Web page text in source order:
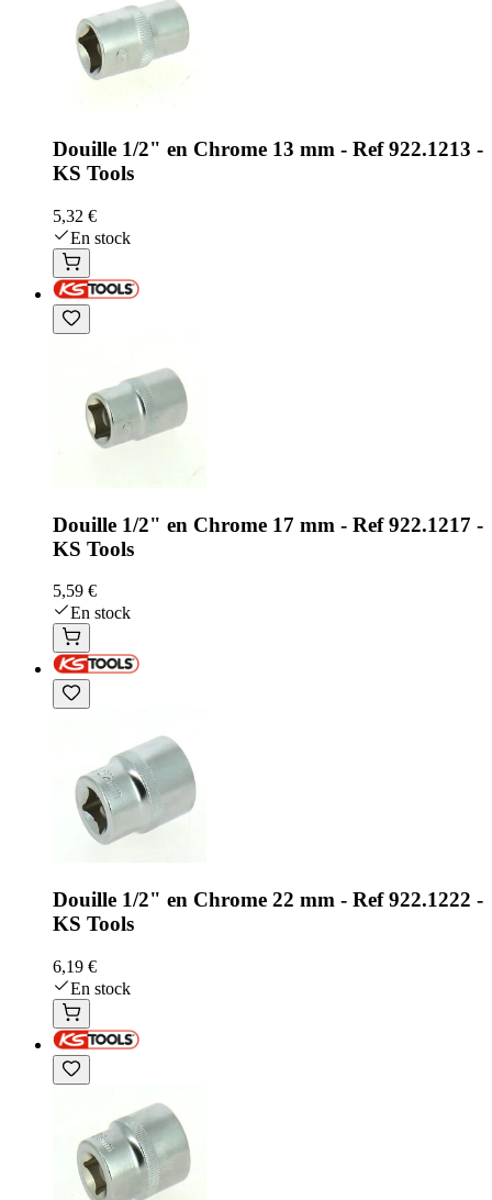
Douille 1/2" en Chrome 13 mm - Ref 922.1213 -
KS Tools
5,32 €
En stock
Douille 1/2" en Chrome 17 mm - Ref 922.1217 -
KS Tools
5,59 €
En stock
Douille 1/2" en Chrome 22 mm - Ref 922.1222 -
KS Tools
6,19 €
En stock